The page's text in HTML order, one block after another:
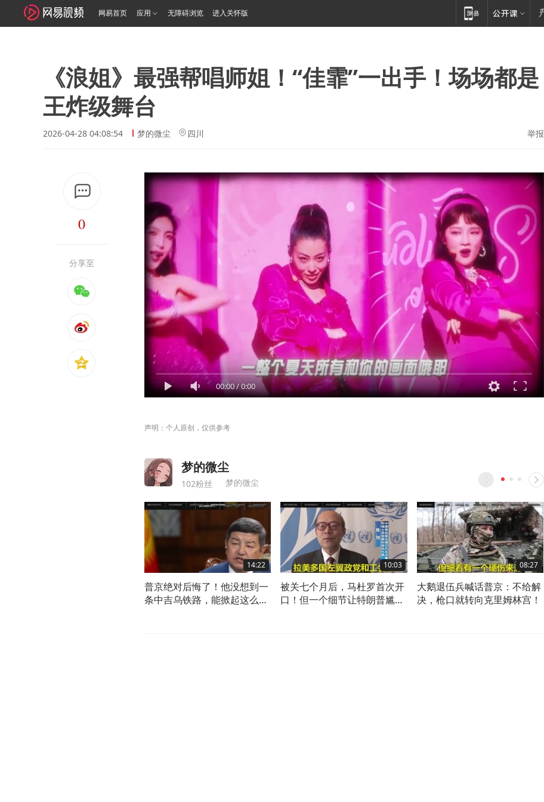
网易首页 应用 无障碍浏览 进入关怀版
《浪姐》最强帮唱师姐！“佳霏”一出手！场场都是
王炸级舞台
2026-04-28 04:08:54 梦的微尘 四川 举报
0
分享至
00:00/0:00
声明：个人原创，仅供参考
梦的微尘
102粉丝 梦的微尘
14:22
普京绝对后悔了！他没想到一
条中吉乌铁路，能掀起这么大
10:03
被关七个月后，马杜罗首次开
口！但一个细节让特朗普尴尬
08:27
大鹅退伍兵喊话普京：不给解
决，枪口就转向克里姆林宫！